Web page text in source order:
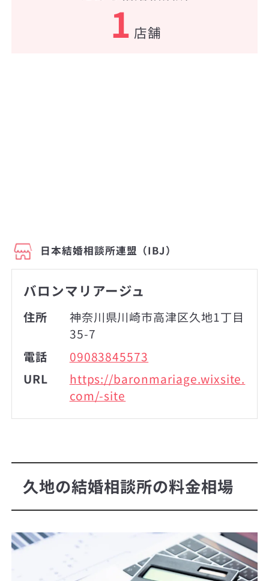
1 店舗
日本結婚相談所連盟（IBJ）
バロンマリアージュ
住所
神奈川県川崎市高津区久地1丁目
35-7
電話
09083845573
URL
https://baronmariage.wixsite.
com/-site
久地の結婚相談所の料金相場